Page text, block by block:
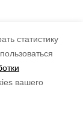
статистику
вашего
актуальная
район